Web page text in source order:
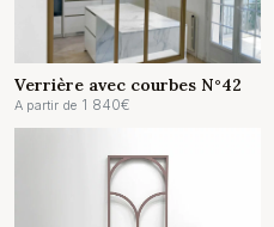
Verrière avec courbes N°42
A partir de 1 840€